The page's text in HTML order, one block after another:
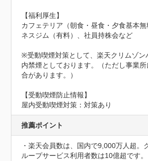
【福利厚生】
カフェテリア（朝食・昼食・夕食基本無
ネスジム（有料）、社員持株会など
※受動喫煙対策として、楽天クリムゾン
内禁煙としております。（ただし事業
合があります。）
【受動喫煙防止情報】
屋内受動喫煙対策：対策あり
推薦ポイント
・楽天会員数は、国内で9,000万人超。
ループサービス利用者数は10億超です。